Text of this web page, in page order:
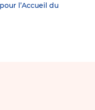
l’Accueil du